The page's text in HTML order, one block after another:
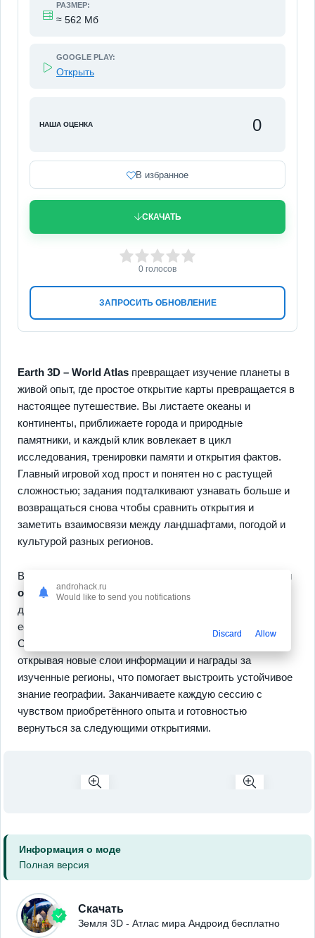
РАЗМЕР:
≈ 562 Мб
GOOGLE PLAY:
Открыть
НАША ОЦЕНКА 0
В избранное
СКАЧАТЬ
ЗАПРОСИТЬ ОБНОВЛЕНИЕ
3 4 5
0 голосов
Earth 3D – World Atlas превращает изучение планеты в
живой опыт, где простое открытие карты превращается в
настоящее путешествие. Вы листаете океаны и
континенты, приближаете города и природные
памятники, и каждый клик вовлекает в цикл
исследования, тренировки памяти и открытия фактов.
Главный игровой ход прост и понятен но с растущей
сложностью; задания подталкивают узнавать больше и
возвращаться снова чтобы сравнить открытия и
заметить взаимосвязи между ландшафтами, погодой и
культурой разных регионов.
В приложении выделяются
и
обновляемые данные в реальном времени
делают погружение точным и захватывающим, также
есть режимы с подсказками и мелкими викторинами.
Система прогрессии поощряет регулярные сессии,
открывая новые слои информации и награды за
изученные регионы, что помогает выстроить устойчивое
знание географии. Заканчиваете каждую сессию с
чувством приобретённого опыта и готовностью
вернуться за следующими открытиями.
Информация о моде
Полная версия
Скачать
Земля 3D - Атлас мира Андроид бесплатно
androhack.ru
Would like to send you notifications
Discard Allow